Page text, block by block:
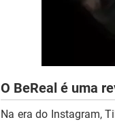
O BeReal é uma
Na era do Instagram,